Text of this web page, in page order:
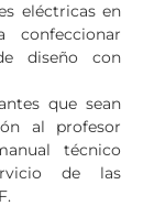
eléctricas en
confeccionar
diseño con
que sean
al profesor
técnico
de las